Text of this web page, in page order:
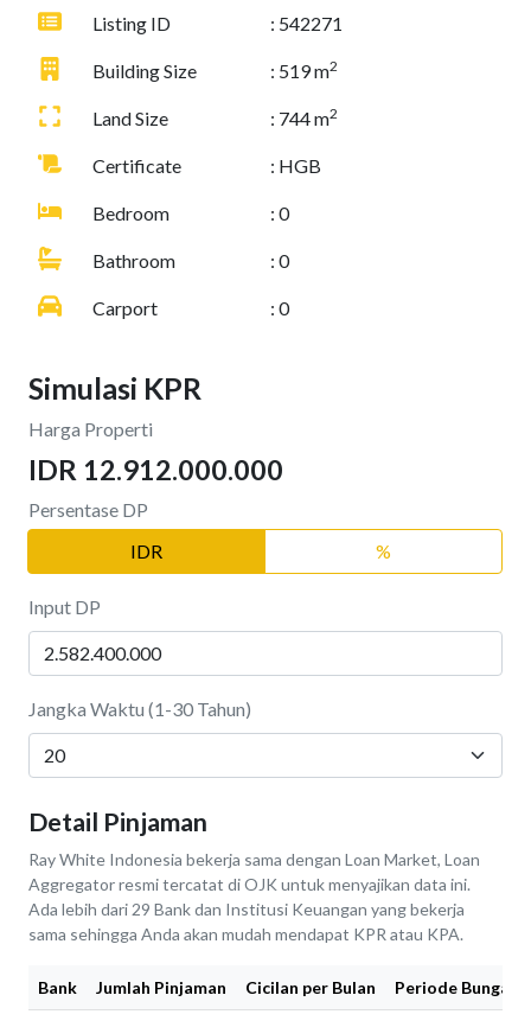
Listing ID : 542271
Building Size : 519 m2
Land Size : 744 m2
Certificate : HGB
Bedroom : 0
Bathroom : 0
Carport : 0
Simulasi KPR
Harga Properti
IDR 12.912.000.000
Persentase DP
IDR
%
Input DP
Jangka Waktu (1-30 Tahun)
Detail Pinjaman
Ray White Indonesia bekerja sama dengan Loan Market, Loan
Aggregator resmi tercatat di OJK untuk menyajikan data ini.
Ada lebih dari 29 Bank dan Institusi Keuangan yang bekerja
sama sehingga Anda akan mudah mendapat KPR atau KPA.
Bank Jumlah Pinjaman Cicilan per Bulan Periode Bunga